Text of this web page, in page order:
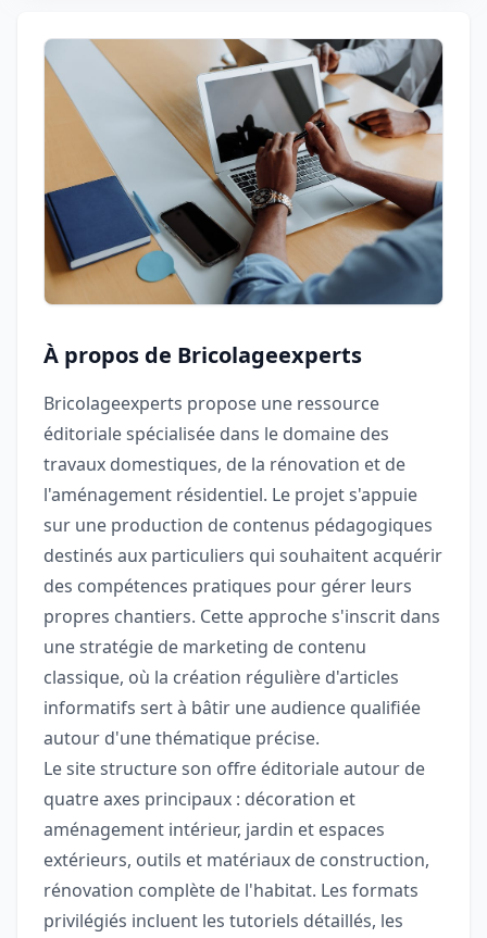
À propos de Bricolageexperts
Bricolageexperts propose une ressource
éditoriale spécialisée dans le domaine des
travaux domestiques, de la rénovation et de
l'aménagement résidentiel. Le projet s'appuie
sur une production de contenus pédagogiques
destinés aux particuliers qui souhaitent acquérir
des compétences pratiques pour gérer leurs
propres chantiers. Cette approche s'inscrit dans
une stratégie de marketing de contenu
classique, où la création régulière d'articles
informatifs sert à bâtir une audience qualifiée
autour d'une thématique précise.
Le site structure son offre éditoriale autour de
quatre axes principaux : décoration et
aménagement intérieur, jardin et espaces
extérieurs, outils et matériaux de construction,
rénovation complète de l'habitat. Les formats
privilégiés incluent les tutoriels détaillés, les